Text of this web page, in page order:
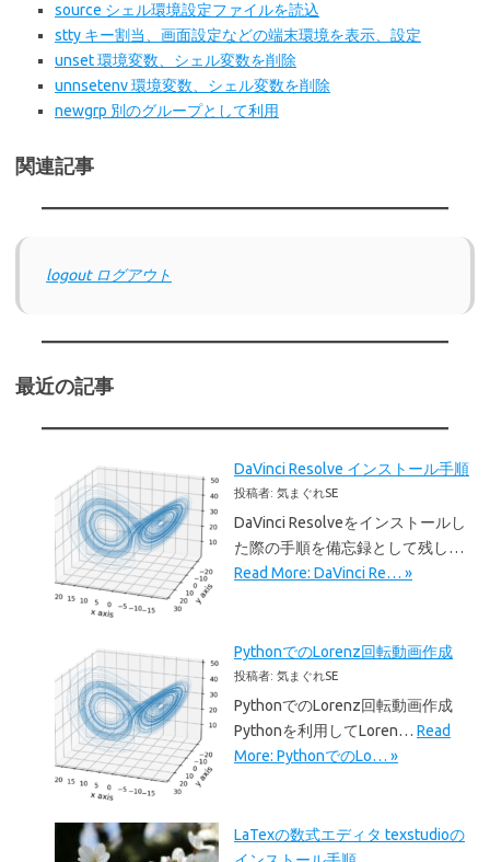
source シェル環境設定ファイルを読込
stty キー割当、画面設定などの端末環境を表示、設定
unset 環境変数、シェル変数を削除
unnsetenv 環境変数、シェル変数を削除
newgrp 別のグループとして利用
関連記事
logout ログアウト
最近の記事
DaVinci Resolve インストール手順
投稿者: 気まぐれSE
DaVinci Resolveをインストールし
た際の手順を備忘録として残し…
Read More: DaVinci Re… »
PythonでのLorenz回転動画作成
投稿者: 気まぐれSE
PythonでのLorenz回転動画作成
Pythonを利用してLoren… Read
More: PythonでのLo… »
LaTexの数式エディタ texstudioの